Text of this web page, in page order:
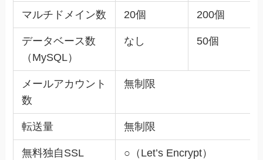
マルチドメイン数 20個 200個
データベース数
（MySQL）
なし 50個
メールアカウント
数
無制限
転送量 無制限
無料独自SSL ○（Let’s Encrypt）